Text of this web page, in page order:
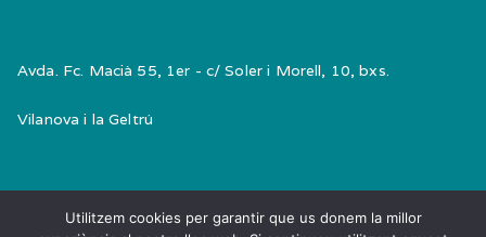
Avda. Fc. Macià 55, 1er - c/ Soler i Morell, 10, bxs.
Vilanova i la Geltrú
Utilitzem cookies per garantir que us donem la millor